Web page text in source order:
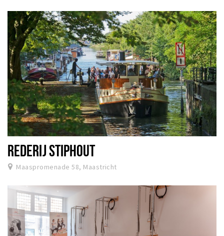
REDERIJ STIPHOUT
Maaspromenade 58, Maastricht